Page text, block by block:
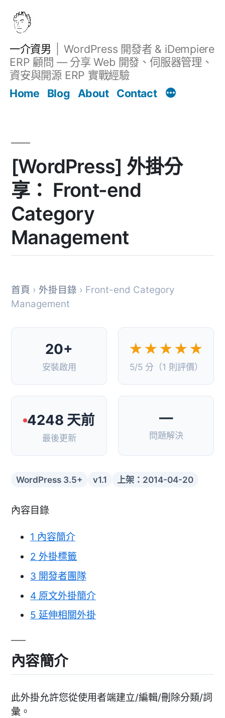
一介資男
WordPress 開發者 & iDempiere
ERP 顧問 — 分享 Web 開發、伺服器管理、
資安與開源 ERP 實戰經驗
Home
Blog About Contact
[WordPress] 外掛分
享： Front-end
Category
Management
首頁 › 外掛目錄 › Front-end Category
Management
20+
安裝啟用
★★★★★
5/5 分（1 則評價）
4248 天前
最後更新
—
問題解決
WordPress 3.5+ v1.1 上架：2014-04-20
內容目錄
1 內容簡介
2 外掛標籤
3 開發者團隊
4 原文外掛簡介
5 延伸相關外掛
內容簡介
此外掛允許您從使用者端建立/編輯/刪除分類/詞
彙。
文章